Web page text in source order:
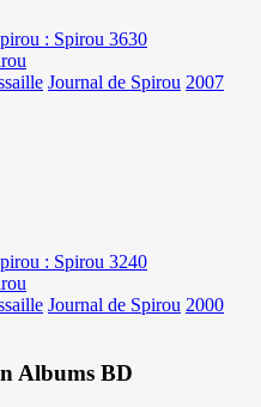
: Spirou 3630
Journal de Spirou 2007
: Spirou 3240
Journal de Spirou 2000
Albums BD